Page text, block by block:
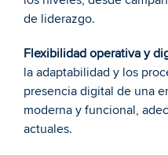
de liderazgo.
Flexibilidad operativa y
la adaptabilidad y los
presencia digital de una
moderna y funcional,
actuales.